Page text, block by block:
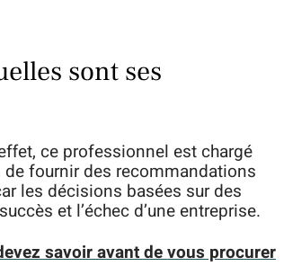
sont ses
ce professionnel est chargé
de fournir des recommandations
les décisions basées sur des
et l’échec d’une entreprise.
savoir avant de vous procurer